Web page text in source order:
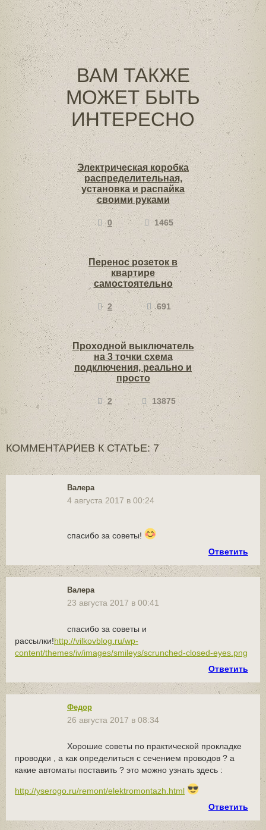
ВАМ ТАКЖЕ
МОЖЕТ БЫТЬ
ИНТЕРЕСНО
Электрическая коробка
распределительная,
установка и распайка
своими руками
0 1465
Перенос розеток в
квартире
самостоятельно
2 691
Проходной выключатель
на 3 точки схема
подключения, реально и
просто
2 13875
КОММЕНТАРИЕВ К СТАТЬЕ: 7
Валера
4 августа 2017 в 00:24
спасибо за советы!
Ответить
Валера
23 августа 2017 в 00:41
спасибо за советы и
рассылки!http://vilkovblog.ru/wp-
content/themes/iv/images/smileys/scrunched-closed-eyes.png
Ответить
Федор
26 августа 2017 в 08:34
Хорошие советы по практической прокладке
проводки , а как определиться с сечением проводов ? а
какие автоматы поставить ? это можно узнать здесь :
http://yserogo.ru/remont/elektromontazh.html
Ответить